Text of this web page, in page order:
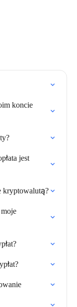
koncie
jest
kryptowalutą?